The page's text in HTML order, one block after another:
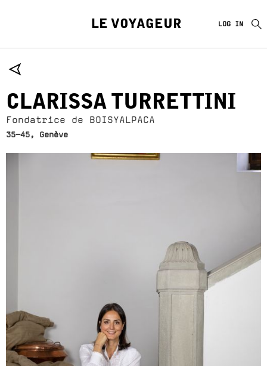
LE VOYAGEUR LOG IN
CLARISSA TURRETTINI
Fondatrice de BOISYALPACA
35-45, Genève